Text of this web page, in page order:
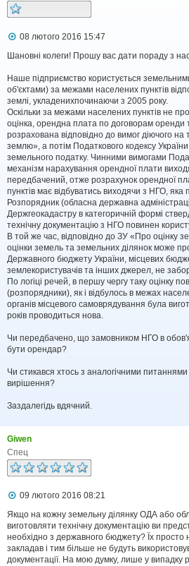
П
в
д
о
м
л
е
н
н
я
08 лютого 2016 15:47
Шановні колеги! Прошу вас дати пораду з
Наше підприємство користується
об'єктами) за межами населених пунктів
землі, укладенихпочинаючи з 2005 року.
Оскільки за межами населених пунктів не
оцінка, орендна плата по договорам оренди
розрахована відповідно до вимог діючого
землю», а потім Податкового кодексу України
земельного податку. Чинними вимогами
механізм нарахування орендної плати
передбачений, отже розрахунок орендної
пунктів має відбуватись виходячи з НГО,
Розпорядник (обласна державна
Держгеокадастру в категоричній формі
технічну документацію з НГО повинен
В той же час, відповідно до ЗУ «Про оцінку
оцінки земель та земельних ділянок може
Державного бюджету України, місцевих
землекористувачів та інших джерел, не
По логіці речей, в першу чергу таку оцінку
(розпорядники), як і відбулось в межах
органів місцевого самоврядування була
років проводиться нова.
Чи передбачено, що замовником НГО в
бути орендар?
Чи стикався хтось з аналогічними питаннями
вирішення?
Заздалегідь вдячний.
Giwen
Спец
П
в
і
д
о
м
л
09 лютого 2016 08:21
Якщо на кожну земельну ділянку ОДА або
виготовляти технічну документацію ви
необхідно з державного бюджету? Їх просто
закладав і тим більше не будуть
документації. На мою думку, лише у випадку